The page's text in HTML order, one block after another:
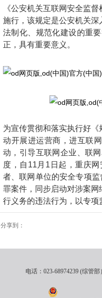
《公安机关互联网安全监
施行，该规定是公安机关
法制化、规范化建设的重
正，具有重要意义。
为宣传贯彻和落实执行好
动开展进运营商，进互联
动，引导互联网企业、联
度，自11月1日起，重庆
者、联网单位的安全专项
罪案件，同步启动对涉案
行义务的违法行为，以专
分享到：
电话：023-68974239 (综管